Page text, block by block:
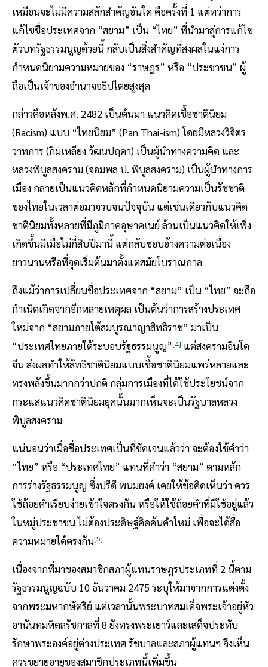
เหมือนจะไม่มีความสลักสำคัญอันใด คือครั้งที่ 1 แต่ทว่าการ
แก้ไขชื่อประเทศจาก “สยาม” เป็น “ไทย” ที่นำมาสู่การแก้ไข
ตัวบทรัฐธรรมนูญด้วยนี้ กลับเป็นสิ่งสำคัญที่ส่งผลในแง่การ
กำหนดนิยามความหมายของ “ราษฎร” หรือ “ประชาชน” ผู้
ถือเป็นเจ้าของอำนาจอธิปไตยสูงสุด
กล่าวคือหลังพ.ศ. 2482 เป็นต้นมา แนวคิดเชื้อชาตินิยม
(Racism) แบบ “ไทยนิยม” (Pan Thai-ism) โดยมีหลวงวิจิตร
วาทการ (กิมเหลียง วัฒนปฤดา) เป็นผู้นำทางความคิด และ
หลวงพิบูลสงคราม (จอมพล ป. พิบูลสงคราม) เป็นผู้นำทางการ
เมือง กลายเป็นแนวคิดหลักที่กำหนดนิยามความเป็นรัชชาติ
ของไทยในเวลาต่อมาจวบจนปัจจุบัน แต่เช่นเดียวกับแนวคิด
ชาตินิยมทั้งหลายที่มีภูมิภาคอุษาคเนย์ ล้วนเป็นแนวคิดให้เพิ่ง
เกิดขึ้นมีเมื่อไม่กี่สิบปีมานี้ แต่กลับชอบอ้างความต่อเนื่อง
ยาวนานหรือที่จุดเริ่มต้นมาตั้งแตสมัยโบราณกาล
ถึงแม้ว่าการเปลี่ยนชื่อประเทศจาก “สยาม” เป็น “ไทย” จะถือ
กำเนิดเกิดจากอีกหลายเหตุผล เป็นต้นว่าการสร้างประเทศ
ใหม่จาก “สยามภายใต้สมบูรณาญาสิทธิราช” มาเป็น
“ประเทศไทยภายใต้ระบอบรัฐธรรมนูญ”[4] แต่สงครามอินโด
จีน ส่งผลทำให้ลัทธิชาตินิยมแบบเชื้อชาตินิยมแพร่หลายและ
ทรงพลังขึ้นมากกว่าปกติ กลุ่มการเมืองที่ได้ใช้ประโยชน์จาก
กระแสแนวคิดชาตินิยมยุคนั้นมากเห็นจะเป็นรัฐบาลหลวง
พิบูลสงคราม
แน่นอนว่าเมื่อชื่อประเทศเป็นที่ชัดเจนแล้วว่า จะต้องใช้คำว่า
“ไทย” หรือ “ประเทศไทย” แทนที่คำว่า “สยาม” ตามหลัก
การร่างรัฐธรรมนูญ ซึ่งปรีดี พนมยงค์ เคยให้ข้อคิดเห็นว่า ควร
ใช้ถ้อยคำเรียบง่ายเข้าใจตรงกัน หรือให้ใช้ถ้อยคำที่มีใช้อยู่แล้ว
ในหมู่ประชาชน ไม่ต้องประดิษฐ์คิดค้นคำใหม่ เพื่อจะได้สื่อ
ความหมายได้ตรงกัน[5]
เนื่องจากที่มาของสมาชิกสภาผู้แทนราษฎรประเภทที่ 2 นี้ตาม
รัฐธรรมนูญฉบับ 10 ธันวาคม 2475 ระบุให้มาจากการแต่งตั้ง
จากพระมหากษัตริย์ แต่เวลานั้นพระบาทสมเด็จพระเจ้าอยู่หัว
อานันทมหิดลรัชกาลที่ 8 ยังทรงพระเยาว์และเสด็จประทับ
รักษาพระองค์อยู่ต่างประเทศ รัชบาลและสภาผู้แทนฯ จึงเห็น
ควรขยายอายุของสมาชิกประเภทนี้เพิ่มขึ้น